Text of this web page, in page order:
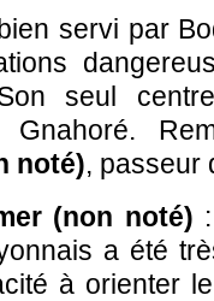
servi par
seul
Gnahoré.
noté), passeur
(non noté)
a été
à orienter